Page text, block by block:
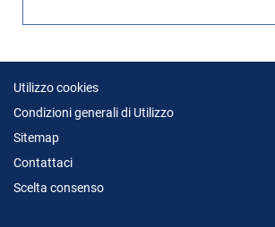
Utilizzo cookies
Condizioni generali di Utilizzo
Sitemap
Contattaci
Scelta consenso